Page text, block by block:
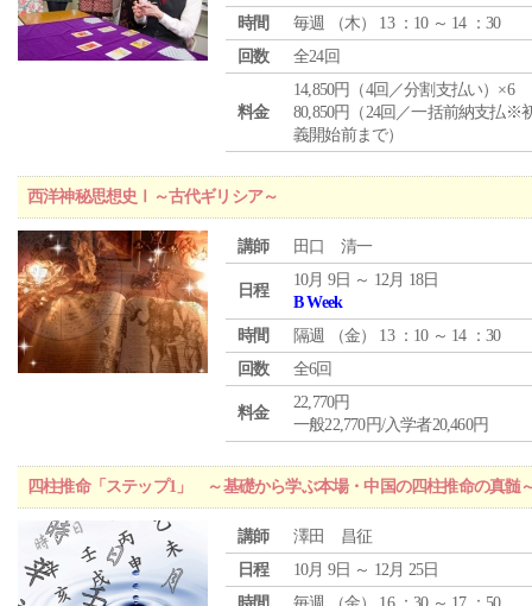
時間
毎週 （木） 13 ：10 ～ 14 ：30
回数
全24回
料金
14,850円（4回／分割支払い）×6
80,850円（24回／一括前納支払※
義開始前まで）
西洋神秘思想史Ⅰ～古代ギリシア～
講師 田口 清一
日程
10月 9日 ～ 12月 18日
B Week
時間
隔週 （金） 13 ：10 ～ 14 ：30
回数
全6回
料金
22,770円
一般22,770円/入学者20,460円
四柱推命「ステップ1」 ～基礎から学ぶ本場・中国の四柱推命の真髄
講師
澤田 昌征
日程
10月 9日 ～ 12月 25日